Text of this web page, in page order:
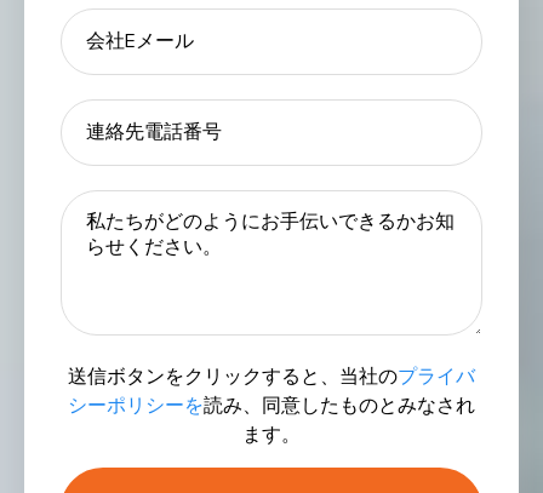
送信ボタンをクリックすると、当社のプライバ
シーポリシーを読み、同意したものとみなされ
ます。